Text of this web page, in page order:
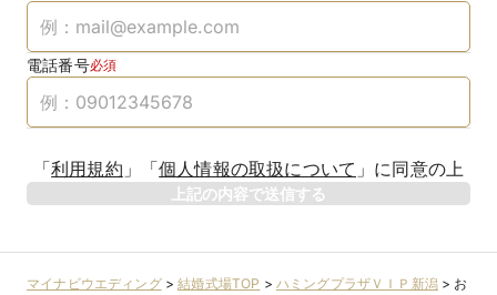
電話番号必須
「利用規約 」 「個人情報の取扱について 」 に同意の上
上記の内容で送信する
マイナビウエディング>結婚式場TOP > ハミングプラザＶＩＰ新潟> お